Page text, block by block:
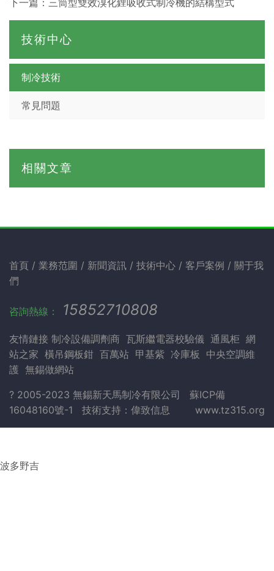
下一篇： 三筒型雙效溴化鋰吸收式制冷機的結構型式
技術中心
制冷技術
常見問題
相關文章
首頁 業務范圍 新聞資訊 技術中心 客戶案例
關于我
們
咨詢熱線： 15852710808
友情鏈接 制冷設備調劑商 瓦斯繼電器校驗儀 通風柜 網
站之家 橫吊鋼板鉗 百萬站 甲基紫 冷庫板
中央空調維
護 無錫做網站
? 2005-2023 無錫新天馬制冷有限公司 蘇ICP備
16048160號-1 技術支持： 偉致信息 www.tz315.org
波多野吉